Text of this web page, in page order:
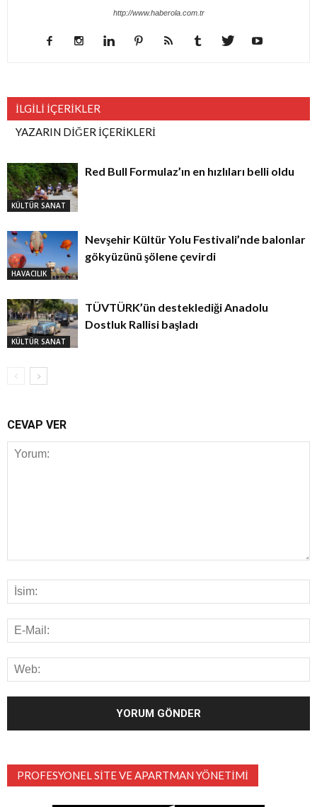
http://www.haberola.com.tr
İLGİLİ İÇERİKLER
YAZARIN DİĞER İÇERİKLERİ
KÜLTÜR SANAT
Red Bull Formulaz’ın en hızlıları belli oldu
HAVACILIK
Nevşehir Kültür Yolu Festivali’nde balonlar
gökyüzünü şölene çevirdi
KÜLTÜR SANAT
TÜVTÜRK’ün desteklediği Anadolu
Dostluk Rallisi başladı
CEVAP VER
PROFESYONEL SITE VE APARTMAN YÖNETIMI